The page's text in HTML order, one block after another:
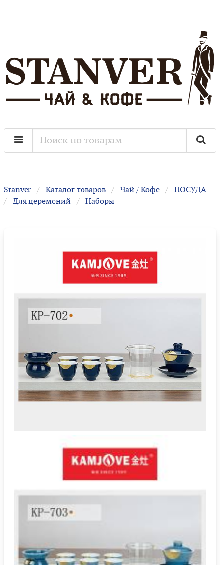
Stanver Каталог товаров Чай / Кофе
ПОСУДА
Для церемоний
Наборы